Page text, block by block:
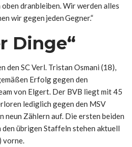
dranbleiben. Wir werden alles
wir gegen jeden Gegner.“
Dinge“
den SC Verl. Tristan Osmani (18),
Erfolg gegen den
von Elgert. Der BVB liegt mit 45
lediglich gegen den MSV
neun Zählern auf. Die ersten beiden
übrigen Staffeln stehen aktuell
vorne.